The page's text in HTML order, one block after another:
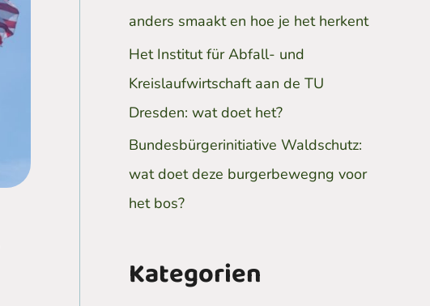
anders smaakt en hoe je het herkent
Het Institut für Abfall- und
Kreislaufwirtschaft aan de TU
Dresden: wat doet het?
Bundesbürgerinitiative Waldschutz:
wat doet deze burgerbewegng voor
het bos?
Kategorien